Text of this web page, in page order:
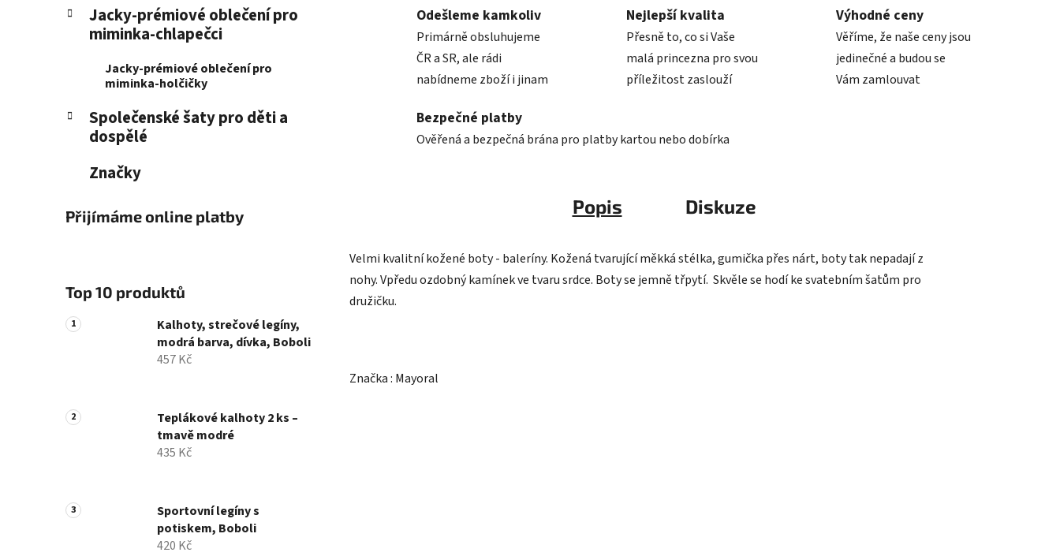
Jacky-prémiové oblečení pro
miminka-chlapečci
Jacky-prémiové oblečení pro
miminka-holčičky
Společenské šaty pro děti a
dospělé
Značky
Přijímáme online platby
Top 10 produktů
Kalhoty, strečové legíny,
modrá barva, dívka, Boboli
457 Kč
Teplákové kalhoty 2 ks –
tmavě modré
435 Kč
Sportovní legíny s
potiskem, Boboli
420 Kč
Odešleme kamkoliv
Primárně obsluhujeme
ČR a SR, ale rádi
nabídneme zboží i jinam
Nejlepší kvalita
Přesně to, co si Vaše
malá princezna pro svou
příležitost zaslouží
Výhodné ceny
Věříme, že naše ceny jsou
jedinečné a budou se
Vám zamlouvat
Bezpečné platby
Ověřená a bezpečná brána pro platby kartou nebo dobírka
Popis Diskuze
Velmi kvalitní kožené boty - baleríny. Kožená tvarující měkká stélka, gumička přes nárt, boty tak nepadají z
nohy. Vpředu ozdobný kamínek ve tvaru srdce. Boty se jemně třpytí. Skvěle se hodí ke svatebním šatům pro
družičku.
Značka : Mayoral